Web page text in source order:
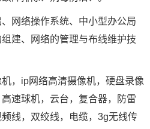
网络操作系统、 中小型办公局
组建、 网络的管理与布线维护技
，ip网络高清摄像机，硬盘录像
速球机，云台，复合器，防雷
线，双绞线，电缆，3g无线传